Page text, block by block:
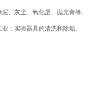
灰尘、氧化层、抛光膏等。
实验器具的清洗和除垢。